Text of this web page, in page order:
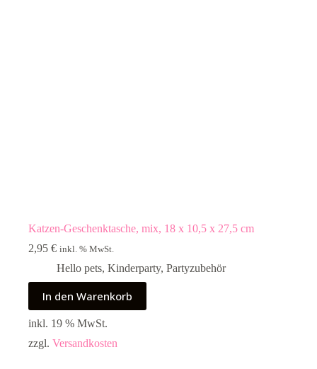
Katzen-Geschenktasche, mix, 18 x 10,5 x 27,5 cm
2,95 € inkl. % MwSt.
Hello pets, Kinderparty, Partyzubehör
In den Warenkorb
inkl. 19 % MwSt.
zzgl. Versandkosten